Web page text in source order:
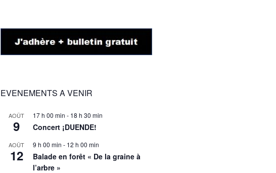
EVENEMENTS A VENIR
AOÛT
9
17 h 00 min - 18 h 30 min
Concert ¡DUENDE!
AOÛT
12
9 h 00 min - 12 h 00 min
Balade en forêt « De la graine à
l’arbre »